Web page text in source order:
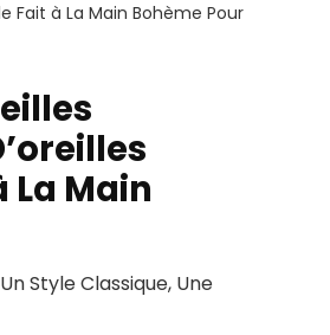
Fait à La Main Bohème Pour
La Main
Style Classique, Une